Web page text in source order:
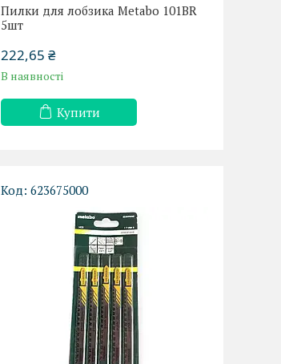
Пилки для лобзика Metabo 101BR
5шт
222,65 ₴
В наявності
Купити
623675000